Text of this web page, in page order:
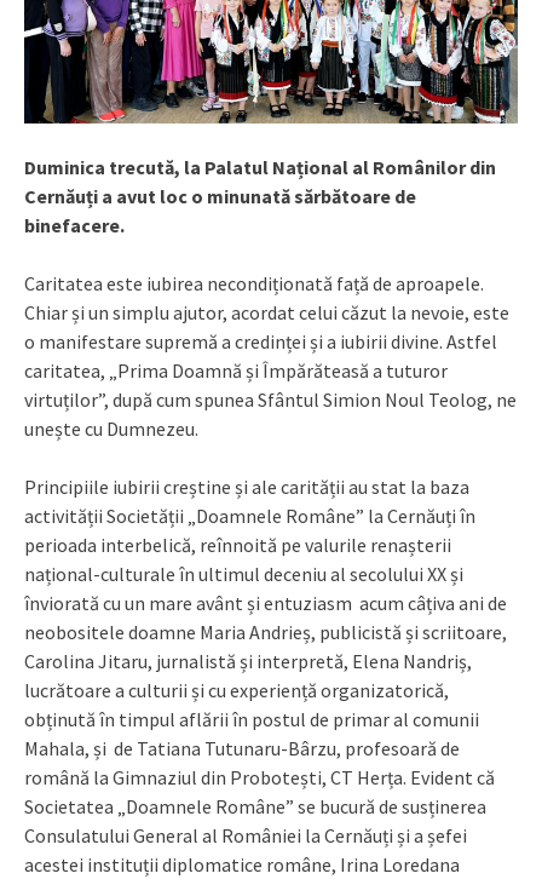
Duminica trecută, la Palatul Național al Românilor din
Cernăuți a avut loc o minunată sărbătoare de
binefacere.
Caritatea este iubirea necondiționată față de aproapele.
Chiar și un simplu ajutor, acordat celui căzut la nevoie, este
o manifestare supremă a credinței și a iubirii divine. Astfel
caritatea, „Prima Doamnă și Împărăteasă a tuturor
virtuților”, după cum spunea Sfântul Simion Noul Teolog, ne
unește cu Dumnezeu.
Principiile iubirii creștine și ale carității au stat la baza
activității Societății „Doamnele Române” la Cernăuți în
perioada interbelică, reînnoită pe valurile renașterii
național-culturale în ultimul deceniu al secolului XX și
înviorată cu un mare avânt și entuziasm acum câțiva ani de
neobositele doamne Maria Andrieș, publicistă și scriitoare,
Carolina Jitaru, jurnalistă și interpretă, Elena Nandriș,
lucrătoare a culturii și cu experiență organizatorică,
obținută în timpul aflării în postul de primar al comunii
Mahala, și de Tatiana Tutunaru-Bârzu, profesoară de
română la Gimnaziul din Probotești, CT Herța. Evident că
Societatea „Doamnele Române” se bucură de susținerea
Consulatului General al României la Cernăuți și a șefei
acestei instituții diplomatice române, Irina Loredana